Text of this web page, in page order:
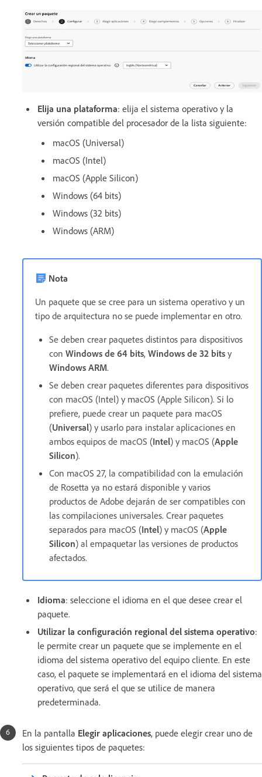
Elija una plataforma: elija el sistema operativo y la
versión compatible del procesador de la lista siguiente:
macOS (Universal)
macOS (Intel)
macOS (Apple Silicon)
Windows (64 bits)
Windows (32 bits)
Windows (ARM)
Nota
Un paquete que se cree para un sistema operativo y un
tipo de arquitectura no se puede implementar en otro.
Se deben crear paquetes distintos para dispositivos
con Windows de 64 bits, Windows de 32 bits y
Windows ARM.
Se deben crear paquetes diferentes para dispositivos
con macOS (Intel) y macOS (Apple Silicon). Si lo
prefiere, puede crear un paquete para macOS
(Universal) y usarlo para instalar aplicaciones en
ambos equipos de macOS (Intel) y macOS (Apple
Silicon).
Con macOS 27, la compatibilidad con la emulación
de Rosetta ya no estará disponible y varios
productos de Adobe dejarán de ser compatibles con
las compilaciones universales. Crear paquetes
separados para macOS (Intel) y macOS (Apple
Silicon) al empaquetar las versiones de productos
afectados.
Idioma: seleccione el idioma en el que desee crear el
paquete.
Utilizar la configuración regional del sistema operativo:
le permite crear un paquete que se implemente en el
idioma del sistema operativo del equipo cliente. En este
caso, el paquete se implementará en el idioma del sistema
operativo, que será el que se utilice de manera
predeterminada.
En la pantalla Elegir aplicaciones, puede elegir crear uno de
los siguientes tipos de paquetes: